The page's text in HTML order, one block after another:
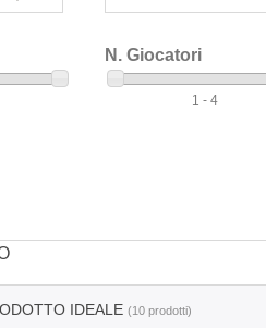
N. Giocatori
1 - 4
IDEALE (10 prodotti)